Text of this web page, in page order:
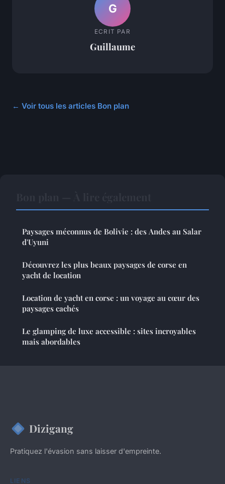
G
ECRIT PAR
Guillaume
← Voir tous les articles Bon plan
Paysages méconnus de Bolivie : des Andes au Salar
d'Uyuni
Découvrez les plus beaux paysages de corse en
yacht de location
Location de yacht en corse : un voyage au cœur des
paysages cachés
Le glamping de luxe accessible : sites incroyables
mais abordables
Dizigang
Pratiquez l'évasion sans laisser d'empreinte.
LIENS